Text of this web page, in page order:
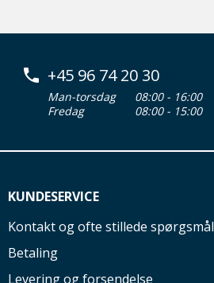
+45 96 74 20 30
Man-torsdag
08:00 - 16:00
Fredag
08:00 - 15:00
KUNDESERVICE
Kontakt og ofte stillede spørgsmål
Betaling
Levering og forsendelse